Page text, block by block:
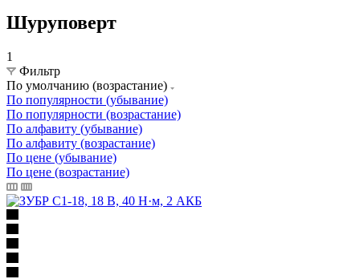
Шуруповерт
1
Фильтр
По умолчанию (возрастание)
По популярности (убывание)
По популярности (возрастание)
По алфавиту (убывание)
По алфавиту (возрастание)
По цене (убывание)
По цене (возрастание)